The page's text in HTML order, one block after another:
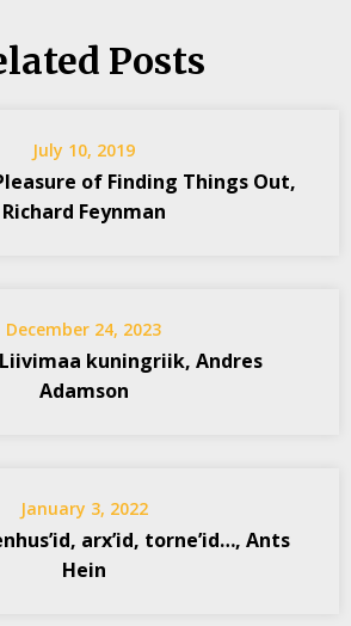
Posts
July 10, 2019
of Finding Things Out,
Richard Feynman
December 24, 2023
kuningriik, Andres
Adamson
January 3, 2022
arx’id, torne’id…, Ants
Hein